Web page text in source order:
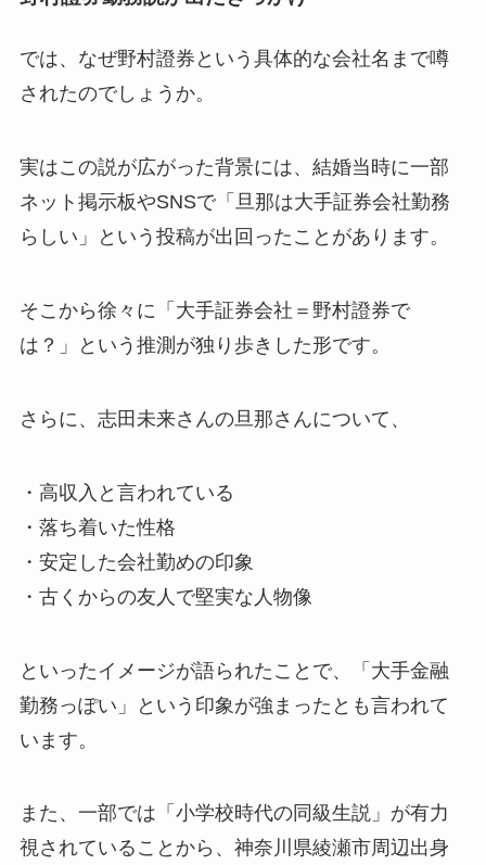
では、なぜ野村證券という具体的な会社名まで噂
されたのでしょうか。
実はこの説が広がった背景には、結婚当時に一部
ネット掲示板やSNSで「旦那は大手証券会社勤務
らしい」という投稿が出回ったことがあります。
そこから徐々に「大手証券会社＝野村證券で
は？」という推測が独り歩きした形です。
さらに、志田未来さんの旦那さんについて、
・高収入と言われている
・落ち着いた性格
・安定した会社勤めの印象
・古くからの友人で堅実な人物像
といったイメージが語られたことで、「大手金融
勤務っぽい」という印象が強まったとも言われて
います。
また、一部では「小学校時代の同級生説」が有力
視されていることから、神奈川県綾瀬市周辺出身